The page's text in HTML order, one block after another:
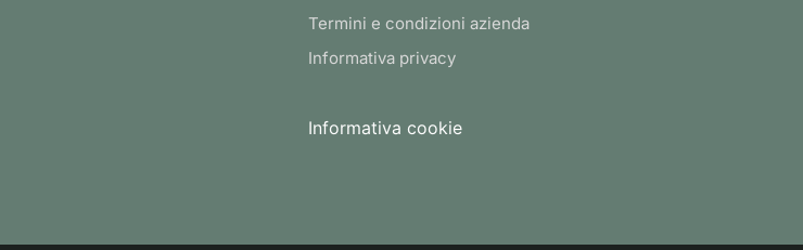
Termini e condizioni azienda
Informativa privacy
Informativa cookie